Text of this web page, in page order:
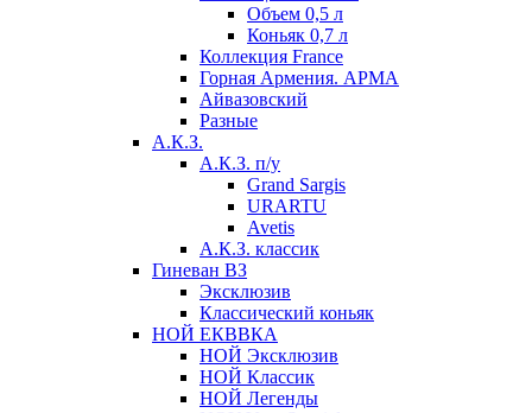
Объем 0,5 л
Коньяк 0,7 л
Коллекция France
Горная Армения. АРМА
Айвазовский
Разные
А.К.З.
А.К.З. п/у
Grand Sargis
URARTU
Avetis
А.К.З. классик
Гиневан ВЗ
Эксклюзив
Классический коньяк
НОЙ ЕКВВКА
НОЙ Эксклюзив
НОЙ Классик
НОЙ Легенды